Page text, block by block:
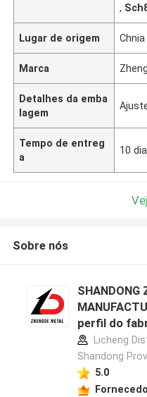
,
Lugar de origem Chnia
Marca
Detalhes da emba
lagem
Tempo de entreg
a
10
Sobre nós
SHANDONG
perfil do
Licheng
Shandong
5.0